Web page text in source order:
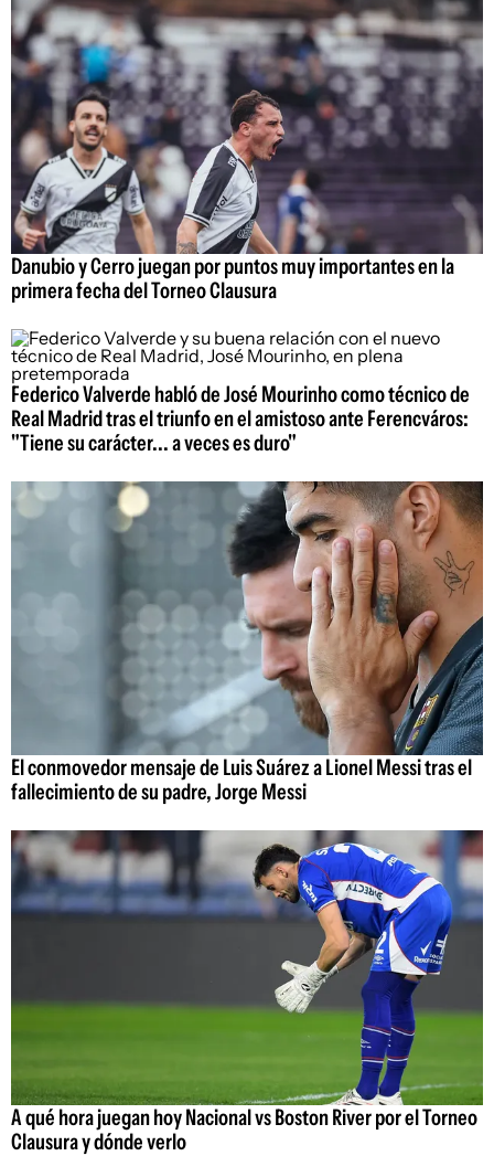
Danubio y Cerro juegan por puntos muy importantes en la
primera fecha del Torneo Clausura
Federico Valverde habló de José Mourinho como técnico de
Real Madrid tras el triunfo en el amistoso ante Ferencváros:
"Tiene su carácter... a veces es duro"
El conmovedor mensaje de Luis Suárez a Lionel Messi tras el
fallecimiento de su padre, Jorge Messi
A qué hora juegan hoy Nacional vs Boston River por el Torneo
Clausura y dónde verlo